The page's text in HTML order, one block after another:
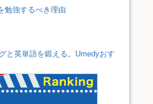
勉強するべき理由
と英単語を鍛える。Umedyおす